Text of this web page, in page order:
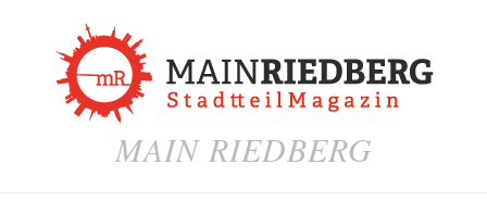
MAIN RIEDBERG